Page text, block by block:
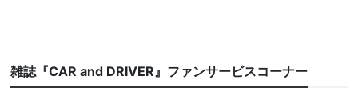
雑誌『CAR and DRIVER』ファンサービスコーナー